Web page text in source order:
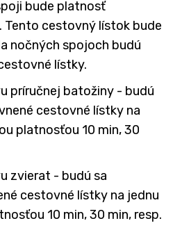
bude platnosť
Tento cestovný lístok bude
nočných spojoch budú
lístky.
príručnej batožiny - budú
cestovné lístky na
platnosťou 10 min, 30
zvierat - budú sa
cestovné lístky na jednu
10 min, 30 min, resp.